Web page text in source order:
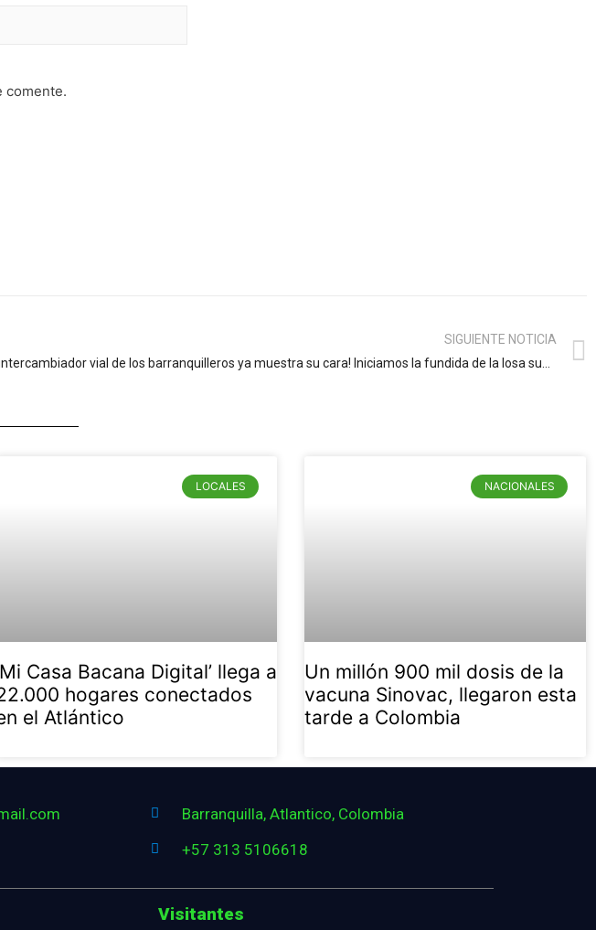
comente.
SIGUIENTE NOTICIA
¡El intercambiador vial de los barranquilleros ya muestra su cara! Iniciamos la fundida de la losa superior del puente en sentido norte-sur: alcalde Char
LOCALES
Casa Bacana Digital’ llega a
hogares conectados
el Atlántico
NACIONALES
Un millón 900 mil dosis de la
vacuna Sinovac, llegaron esta
tarde a Colombia
Barranquilla, Atlantico, Colombia
+57 313 5106618
Visitantes